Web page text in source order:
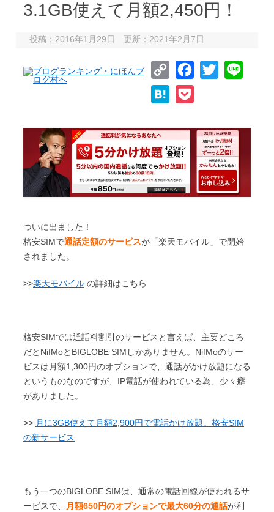
3.1GB使えて月額2,450円！
投稿：2016年1月29日 更新：2021年2月7日
L
i
n
k
k
t
e
r
t
e
n
a
c
ついに出ました！
格安SIMで通話定額のサービスが「楽天モバイル」で開始
されました。
>>楽天モバイル の詳細はこちら
格安SIMでは通話料割引のサービスと言えば、主要どころ
だとNifMoとBIGLOBE SIMしかありません。NifMoのサー
ビスは月額1,300円のオプションで、通話がかけ放題になる
というものなのですが、IP電話が使われている為、少々癖
がありました。
>> 月に3GB使えて月額2,900円で電話かけ放題。格安SIM
の新サービス
もう一つのBIGLOBE SIMは、通常の電話回線が使われるサ
ービスで、
月額650円のオプションで最大60分の通話が利